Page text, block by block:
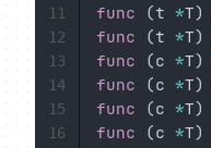
func
(t *T)
func
(t *T)
func
(c *T)
func
(c *T)
func
(c *T)
func
(c *T)
11
12
13
14
15
16